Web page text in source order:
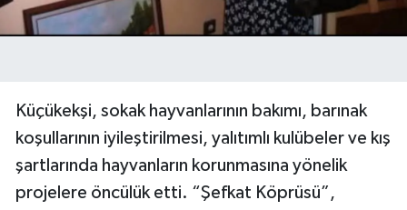
Küçükekşi, sokak hayvanlarının bakımı, barınak
koşullarının iyileştirilmesi, yalıtımlı kulübeler ve kış
şartlarında hayvanların korunmasına yönelik
projelere öncülük etti. “Şefkat Köprüsü”,